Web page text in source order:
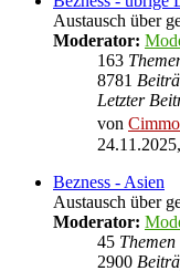
Austausch über
Moderator:
163
8781
Letzter
von
Bezness - Asien
Austausch über
Moderator:
45 Themen
2900